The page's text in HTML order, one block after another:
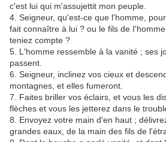
c'est lui qui m'assujettit mon peuple.
4. Seigneur, qu'est-ce que l'homme,
fait connaître à lui ? ou le fils de
teniez compte ?
5. L'homme ressemble à la vanité ; ses
passent.
6. Seigneur, inclinez vos cieux et
montagnes, et elles fumeront.
7. Faites briller vos éclairs, et vous les
flèches et vous les jetterez dans le
8. Envoyez votre main d'en haut ;
grandes eaux, de la main des fils de